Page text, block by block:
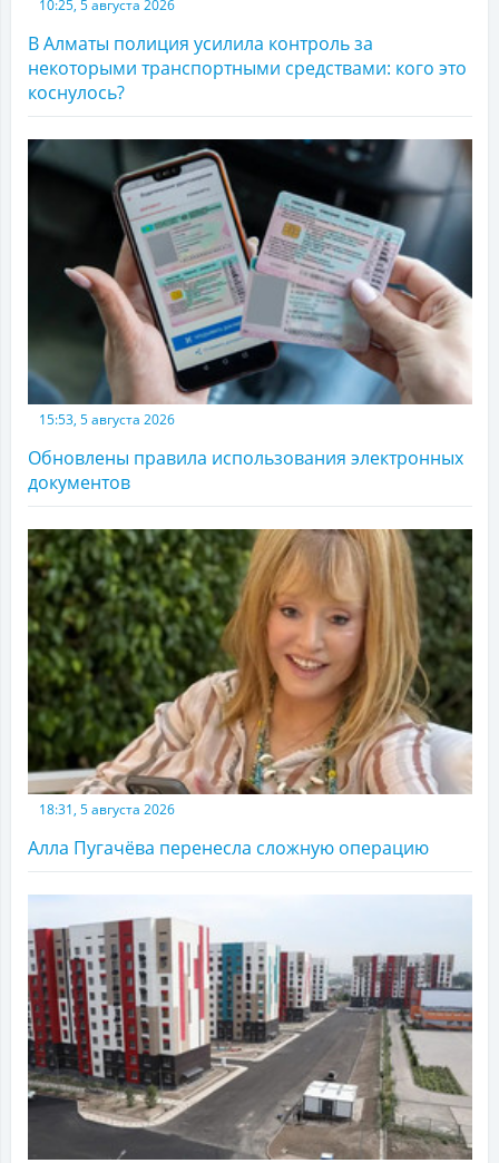
10:25, 5 августа 2026
В Алматы полиция усилила контроль за
некоторыми транспортными средствами: кого это
коснулось?
15:53, 5 августа 2026
Обновлены правила использования электронных
документов
18:31, 5 августа 2026
Алла Пугачёва перенесла сложную операцию